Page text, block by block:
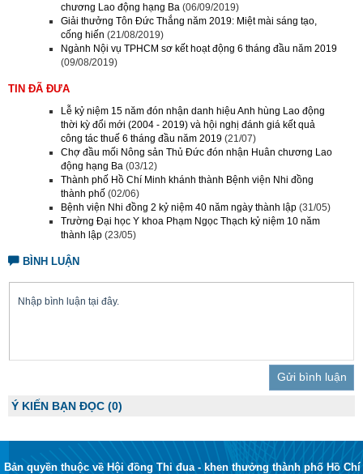
chương Lao động hạng Ba (06/09/2019)
Giải thưởng Tôn Đức Thắng năm 2019: Miệt mài sáng tạo,
cống hiến (21/08/2019)
Ngành Nội vụ TPHCM sơ kết hoạt động 6 tháng đầu năm 2019
(09/08/2019)
TIN ĐÃ ĐƯA
Lễ kỷ niệm 15 năm đón nhận danh hiệu Anh hùng Lao động
thời kỳ đổi mới (2004 - 2019) và hội nghị đánh giá kết quả
công tác thuế 6 tháng đầu năm 2019 (21/07)
Chợ đầu mối Nông sản Thủ Đức đón nhận Huân chương Lao
động hạng Ba (03/12)
Thành phố Hồ Chí Minh khánh thành Bệnh viện Nhi đồng
thành phố (02/06)
Bệnh viện Nhi đồng 2 kỷ niệm 40 năm ngày thành lập (31/05)
Trường Đại học Y khoa Phạm Ngọc Thạch kỷ niệm 10 năm
thành lập (23/05)
BÌNH LUẬN
Trả lời
Ý KIẾN BẠN ĐỌC(0)
Bản quyền thuộc về Hội đồng Thi đua - khen thưởng thành phố Hồ Chí